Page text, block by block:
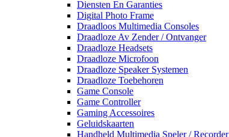
Diensten En Garanties
Digital Photo Frame
Draadloos Multimedia Consoles
Draadloze Av Zender / Ontvanger
Draadloze Headsets
Draadloze Microfoon
Draadloze Speaker Systemen
Draadloze Toebehoren
Game Console
Game Controller
Gaming Accessoires
Geluidskaarten
Handheld Multimedia Speler / Recorder